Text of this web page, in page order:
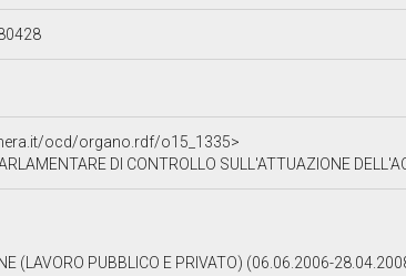
ocd/organo.rdf/o15_1335>
DI CONTROLLO SULL'ATTUAZIONE DELL'ACCORDO DI SCHENGEN, DI VIGILANZA
(LAVORO PUBBLICO E PRIVATO) (06.06.2006-